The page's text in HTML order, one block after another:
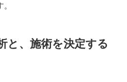
と、施術を決定する